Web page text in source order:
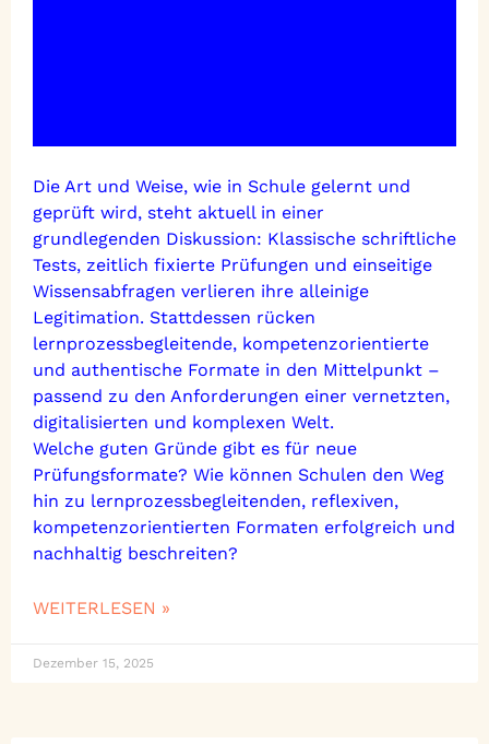
Die Art und Weise, wie in Schule gelernt und
geprüft wird, steht aktuell in einer
grundlegenden Diskussion: Klassische schriftliche
Tests, zeitlich fixierte Prüfungen und einseitige
Wissensabfragen verlieren ihre alleinige
Legitimation. Stattdessen rücken
lernprozessbegleitende, kompetenzorientierte
und authentische Formate in den Mittelpunkt –
passend zu den Anforderungen einer vernetzten,
digitalisierten und komplexen Welt.
Welche guten Gründe gibt es für neue
Prüfungsformate? Wie können Schulen den Weg
hin zu lernprozessbegleitenden, reflexiven,
kompetenzorientierten Formaten erfolgreich und
nachhaltig beschreiten?
WEITERLESEN »
Dezember 15, 2025